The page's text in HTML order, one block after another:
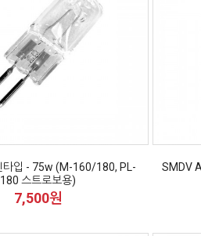
타입 - 75w (M-160/180, PL-
180 스트로보용)
7,500원
SMDV